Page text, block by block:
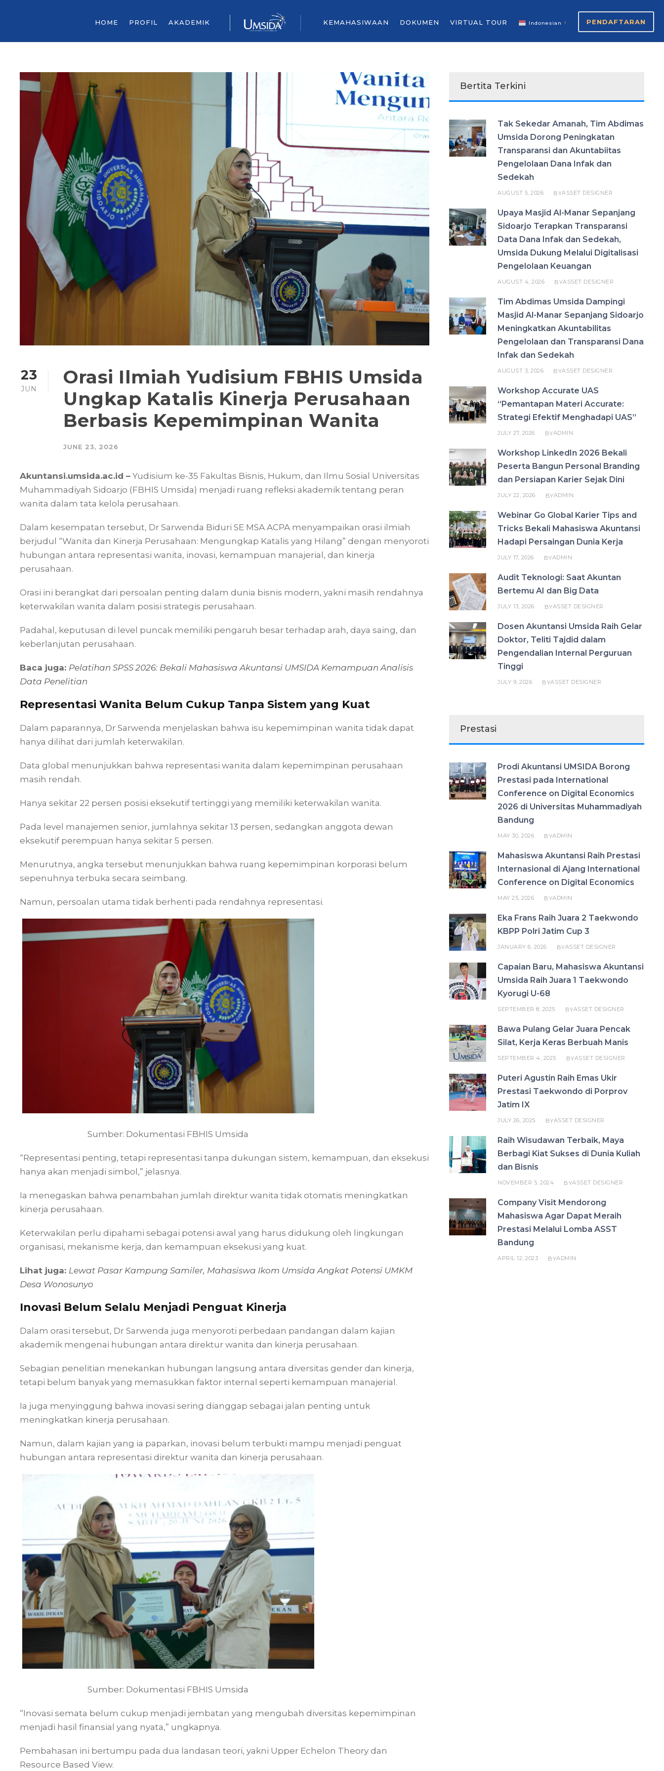
HOME PROFIL AKADEMIK KEMAHASIWAAN DOKUMEN VIRTUAL TOUR Indonesian ▼ PENDAFTARAN
23
JUN
Orasi Ilmiah Yudisium FBHIS Umsida
Ungkap Katalis Kinerja Perusahaan
Berbasis Kepemimpinan Wanita
JUNE 23, 2026
Akuntansi.umsida.ac.id – Yudisium ke-35 Fakultas Bisnis, Hukum, dan Ilmu Sosial Universitas
Muhammadiyah Sidoarjo (FBHIS Umsida) menjadi ruang refleksi akademik tentang peran
wanita dalam tata kelola perusahaan.
Dalam kesempatan tersebut, Dr Sarwenda Biduri SE MSA ACPA menyampaikan orasi ilmiah
berjudul “Wanita dan Kinerja Perusahaan: Mengungkap Katalis yang Hilang” dengan menyoroti
hubungan antara representasi wanita, inovasi, kemampuan manajerial, dan kinerja
perusahaan.
Orasi ini berangkat dari persoalan penting dalam dunia bisnis modern, yakni masih rendahnya
keterwakilan wanita dalam posisi strategis perusahaan.
Padahal, keputusan di level puncak memiliki pengaruh besar terhadap arah, daya saing, dan
keberlanjutan perusahaan.
Baca juga: Pelatihan SPSS 2026: Bekali Mahasiswa Akuntansi UMSIDA Kemampuan Analisis
Data Penelitian
Representasi Wanita Belum Cukup Tanpa Sistem yang Kuat
Dalam paparannya, Dr Sarwenda menjelaskan bahwa isu kepemimpinan wanita tidak dapat
hanya dilihat dari jumlah keterwakilan.
Data global menunjukkan bahwa representasi wanita dalam kepemimpinan perusahaan
masih rendah.
Hanya sekitar 22 persen posisi eksekutif tertinggi yang memiliki keterwakilan wanita.
Pada level manajemen senior, jumlahnya sekitar 13 persen, sedangkan anggota dewan
eksekutif perempuan hanya sekitar 5 persen.
Menurutnya, angka tersebut menunjukkan bahwa ruang kepemimpinan korporasi belum
sepenuhnya terbuka secara seimbang.
Namun, persoalan utama tidak berhenti pada rendahnya representasi.
Sumber: Dokumentasi FBHIS Umsida
“Representasi penting, tetapi representasi tanpa dukungan sistem, kemampuan, dan eksekusi
hanya akan menjadi simbol,” jelasnya.
Ia menegaskan bahwa penambahan jumlah direktur wanita tidak otomatis meningkatkan
kinerja perusahaan.
Keterwakilan perlu dipahami sebagai potensi awal yang harus didukung oleh lingkungan
organisasi, mekanisme kerja, dan kemampuan eksekusi yang kuat.
Lihat juga: Lewat Pasar Kampung Samiler, Mahasiswa Ikom Umsida Angkat Potensi UMKM
Desa Wonosunyo
Inovasi Belum Selalu Menjadi Penguat Kinerja
Dalam orasi tersebut, Dr Sarwenda juga menyoroti perbedaan pandangan dalam kajian
akademik mengenai hubungan antara direktur wanita dan kinerja perusahaan.
Sebagian penelitian menekankan hubungan langsung antara diversitas gender dan kinerja,
tetapi belum banyak yang memasukkan faktor internal seperti kemampuan manajerial.
Ia juga menyinggung bahwa inovasi sering dianggap sebagai jalan penting untuk
meningkatkan kinerja perusahaan.
Namun, dalam kajian yang ia paparkan, inovasi belum terbukti mampu menjadi penguat
hubungan antara representasi direktur wanita dan kinerja perusahaan.
Sumber: Dokumentasi FBHIS Umsida
“Inovasi semata belum cukup menjadi jembatan yang mengubah diversitas kepemimpinan
menjadi hasil finansial yang nyata,” ungkapnya.
Pembahasan ini bertumpu pada dua landasan teori, yakni Upper Echelon Theory dan
Resource Based View.
Bertita Terkini
Tak Sekedar Amanah, Tim Abdimas
Umsida Dorong Peningkatan
Transparansi dan Akuntabiitas
Pengelolaan Dana Infak dan
Sedekah
AUGUST 5, 2026 BYASSET DESIGNER
Upaya Masjid Al-Manar Sepanjang
Sidoarjo Terapkan Transparansi
Data Dana Infak dan Sedekah,
Umsida Dukung Melalui Digitalisasi
Pengelolaan Keuangan
AUGUST 4, 2026 BYASSET DESIGNER
Tim Abdimas Umsida Dampingi
Masjid Al-Manar Sepanjang Sidoarjo
Meningkatkan Akuntabilitas
Pengelolaan dan Transparansi Dana
Infak dan Sedekah
AUGUST 3, 2026 BYASSET DESIGNER
Workshop Accurate UAS
“Pemantapan Materi Accurate:
Strategi Efektif Menghadapi UAS”
JULY 27, 2026 BYADMIN
Workshop LinkedIn 2026 Bekali
Peserta Bangun Personal Branding
dan Persiapan Karier Sejak Dini
JULY 22, 2026 BYADMIN
Webinar Go Global Karier Tips and
Tricks Bekali Mahasiswa Akuntansi
Hadapi Persaingan Dunia Kerja
JULY 17, 2026 BYADMIN
Audit Teknologi: Saat Akuntan
Bertemu AI dan Big Data
JULY 13, 2026 BYASSET DESIGNER
Dosen Akuntansi Umsida Raih Gelar
Doktor, Teliti Tajdid dalam
Pengendalian Internal Perguruan
Tinggi
JULY 9, 2026 BYASSET DESIGNER
Prestasi
Prodi Akuntansi UMSIDA Borong
Prestasi pada International
Conference on Digital Economics
2026 di Universitas Muhammadiyah
Bandung
MAY 30, 2026 BYADMIN
Mahasiswa Akuntansi Raih Prestasi
Internasional di Ajang International
Conference on Digital Economics
MAY 25, 2026 BYADMIN
Eka Frans Raih Juara 2 Taekwondo
KBPP Polri Jatim Cup 3
JANUARY 6, 2026 BYASSET DESIGNER
Capaian Baru, Mahasiswa Akuntansi
Umsida Raih Juara 1 Taekwondo
Kyorugi U-68
SEPTEMBER 8, 2025 BYASSET DESIGNER
Bawa Pulang Gelar Juara Pencak
Silat, Kerja Keras Berbuah Manis
SEPTEMBER 4, 2025 BYASSET DESIGNER
Puteri Agustin Raih Emas Ukir
Prestasi Taekwondo di Porprov
Jatim IX
JULY 26, 2025 BYASSET DESIGNER
Raih Wisudawan Terbaik, Maya
Berbagi Kiat Sukses di Dunia Kuliah
dan Bisnis
NOVEMBER 5, 2024 BYASSET DESIGNER
Company Visit Mendorong
Mahasiswa Agar Dapat Meraih
Prestasi Melalui Lomba ASST
Bandung
APRIL 12, 2023 BYADMIN